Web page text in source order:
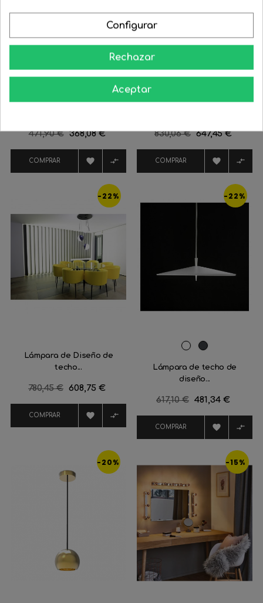
Lámpara de Diseño de
Precio
471,90 € Precio
368,08 €
COMPRAR  
Lámpara de Diseño de
Precio
830,06 € Precio
647,45 €
COMPRAR  
-22%
Lámpara de Diseño de
techo...
Precio
780,45 € Precio
608,75 €
COMPRAR  
-22%
BlancoGris
Lámpara de techo de
diseño...
Precio
617,10 € Precio
481,34 €
COMPRAR  
-20% -15%
Configurar
Rechazar
Aceptar